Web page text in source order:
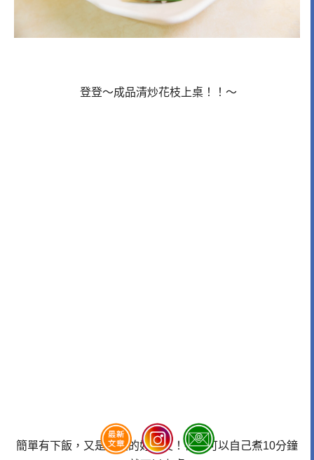
登登～成品清炒花枝上桌！！～
簡單有下飯，又是啤酒的好朋友！在家可以自己煮10分鐘